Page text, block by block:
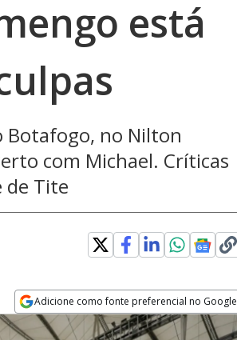
está
Botafogo, no Nilton
com Michael. Críticas
de Tite
Adicione como fonte preferencial no Google
Opens in new window